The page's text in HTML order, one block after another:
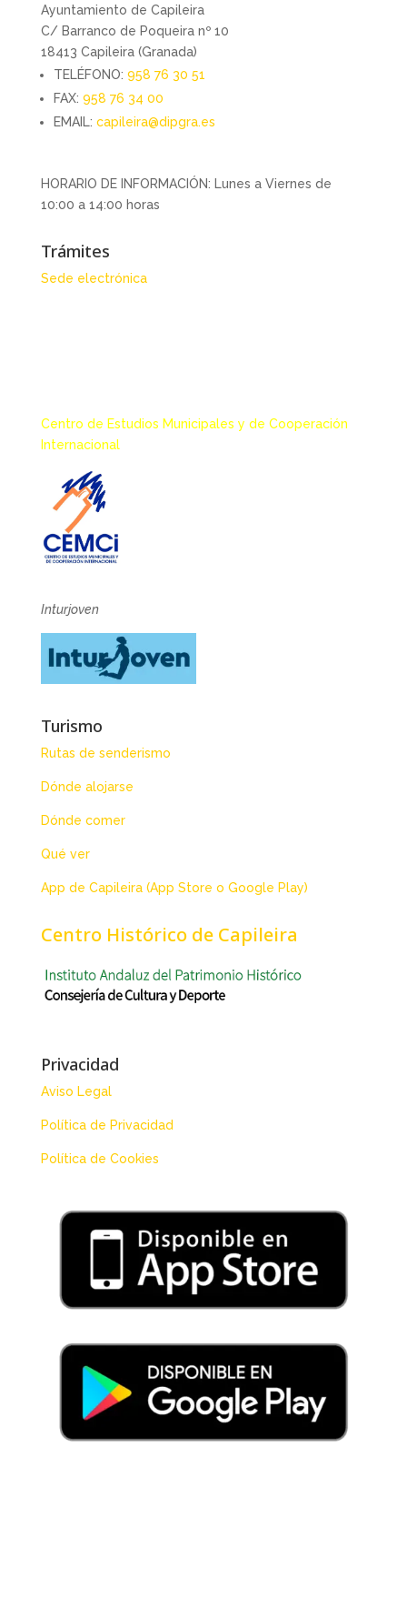
Ayuntamiento de Capileira
C/ Barranco de Poqueira nº 10
18413 Capileira (Granada)
TELÉFONO: 958 76 30 51
FAX: 958 76 34 00
EMAIL: capileira@dipgra.es
HORARIO DE INFORMACIÓN: Lunes a Viernes de
10:00 a 14:00 horas
Trámites
Sede electrónica
Centro de Estudios Municipales y de Cooperación
Internacional
Inturjoven
Turismo
Rutas de senderismo
Dónde alojarse
Dónde comer
Qué ver
App de Capileira (App Store o Google Play)
Centro Histórico de Capileira
Privacidad
Aviso Legal
Política de Privacidad
Política de Cookies